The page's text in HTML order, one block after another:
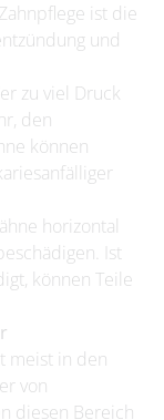
ist die
und
zu viel Druck
den
können
horizontal
Ist
können Teile
meist in den
von
diesen Bereich